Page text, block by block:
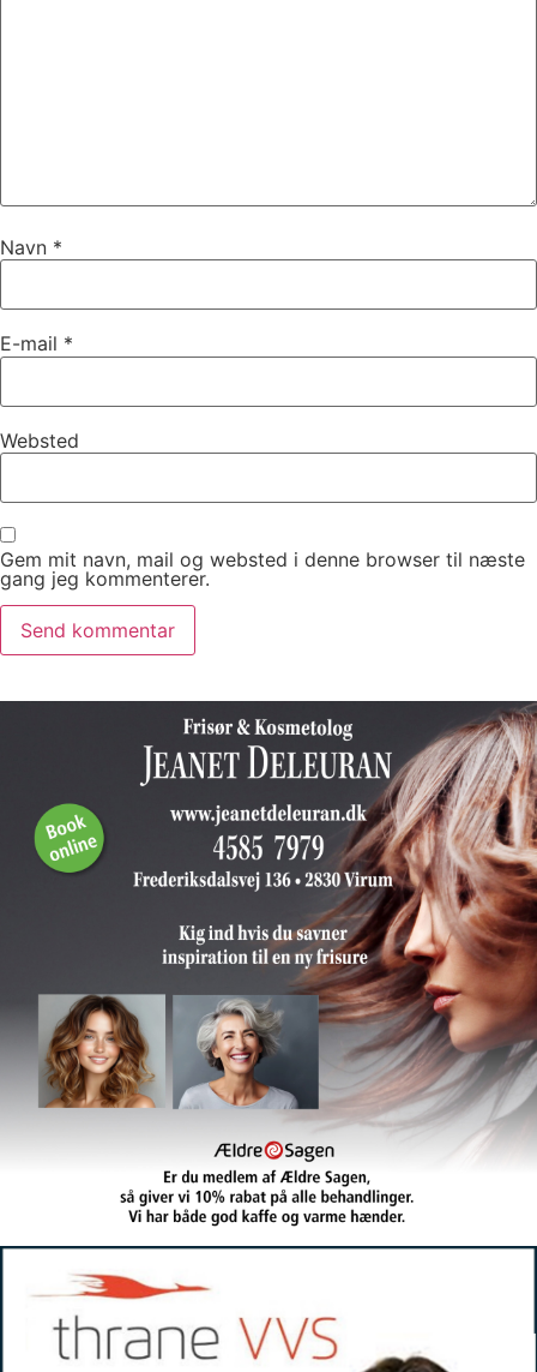
Navn *
E-mail *
Websted
Gem mit navn, mail og websted i denne browser til næste
gang jeg kommenterer.